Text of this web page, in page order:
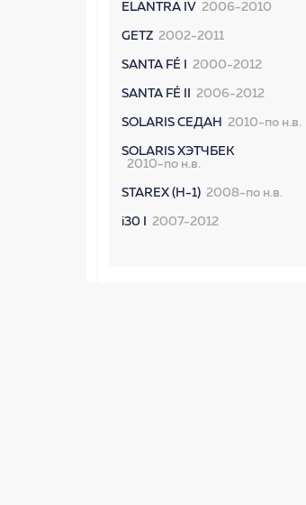
ELANTRA IV 2006-2010
GETZ 2002-2011
SANTA FÉ I 2000-2012
SANTA FÉ II 2006-2012
SOLARIS СЕДАН 2010-по н.в.
SOLARIS ХЭТЧБЕК
2010-по н.в.
STAREX (H-1) 2008-по н.в.
i30 I 2007-2012